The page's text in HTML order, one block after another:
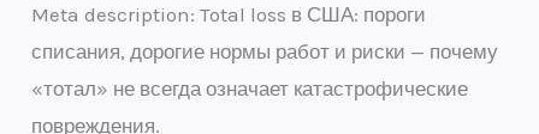
Meta description: Total loss в США: пороги
списания, дорогие нормы работ и риски — почему
«тотал» не всегда означает катастрофические
повреждения.